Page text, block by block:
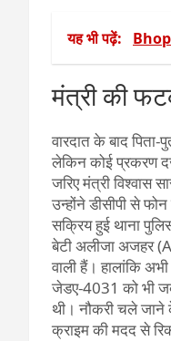
यह भी पढ़ें:
मंत्री की
वारदात के बाद
लेकिन कोई प्रकरण
जरिए मंत्री
उन्होंने डीसीपी से
सक्रिय हुई थाना
बेटी अलीजा अजहर
वाली हैं। हालांकि
जेडए-4031 को भी
थी। नौकरी चले जाने
क्राइम की मदद से